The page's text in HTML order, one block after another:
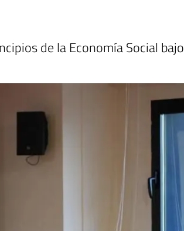
de la Economía Social bajo